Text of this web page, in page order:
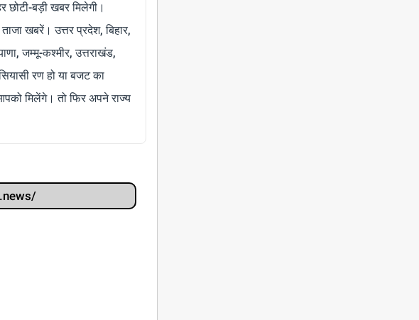
बड़ी खबर मिलेगी।
खबरें। उत्तर प्रदेश, बिहार,
जम्मू-कश्मीर, उत्तराखंड,
रण हो या बजट का
मिलेंगे। तो फिर अपने राज्य